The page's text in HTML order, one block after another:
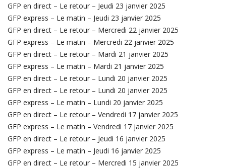
GFP en direct – Le retour – Jeudi 23 janvier 2025
GFP express – Le matin – Jeudi 23 janvier 2025
GFP en direct – Le retour – Mercredi 22 janvier 2025
GFP express – Le matin – Mercredi 22 janvier 2025
GFP en direct – Le retour – Mardi 21 janvier 2025
GFP express – Le matin – Mardi 21 janvier 2025
GFP en direct – Le retour – Lundi 20 janvier 2025
GFP en direct – Le retour – Lundi 20 janvier 2025
GFP express – Le matin – Lundi 20 janvier 2025
GFP en direct – Le retour – Vendredi 17 janvier 2025
GFP express – Le matin – Vendredi 17 janvier 2025
GFP en direct – Le retour – Jeudi 16 janvier 2025
GFP express – Le matin – Jeudi 16 janvier 2025
GFP en direct – Le retour – Mercredi 15 janvier 2025